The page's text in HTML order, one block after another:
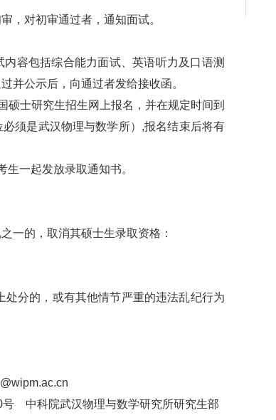
对初审通过者，通知面试。
容包括综合能力面试、英语听力及口语测
并公示后，向通过者发给接收函。
士研究生招生网上报名，并在规定时间到
须是武汉物理与数学所）,报名结束后将有
一起发放录取通知书。
的，取消其硕士生录取资格：
分的，或有其他情节严重的违法乱纪行为
中科院武汉物理与数学研究所研究生部